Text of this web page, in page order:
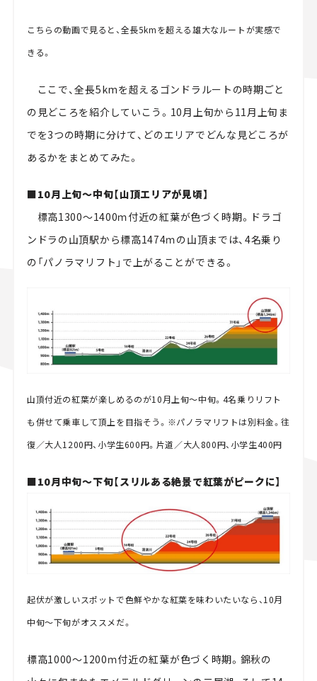
こちらの動画で見ると、全長5kmを超える雄大なルートが実感で
きる。
ここで、全長5kmを超えるゴンドラルートの時期ごと
の見どころを紹介していこう。10月上旬から11月上旬ま
でを3つの時期に分けて、どのエリアでどんな見どころが
あるかをまとめてみた。
■10月上旬～中旬【山頂エリアが見頃】
標高1300～1400ｍ付近の紅葉が色づく時期。ドラゴ
ンドラの山頂駅から標高1474ｍの山頂までは、4名乗り
の「パノラマリフト」で上がることができる。
山頂付近の紅葉が楽しめるのが10月上旬～中旬。4名乗りリフト
も併せて乗車して頂上を目指そう。※パノラマリフトは別料金。往
復／大人1200円、小学生600円。片道／大人800円、小学生400円
■10月中旬～下旬【スリルある絶景で紅葉がピークに】
起伏が激しいスポットで色鮮やかな紅葉を味わいたいなら、10月
中旬～下旬がオススメだ。
標高1000～1200ｍ付近の紅葉が色づく時期。錦秋の